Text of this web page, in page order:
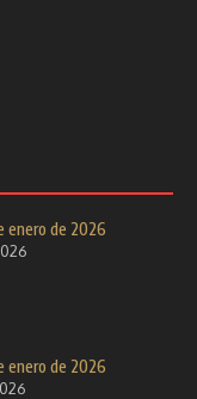
enero de 2026
enero de 2026